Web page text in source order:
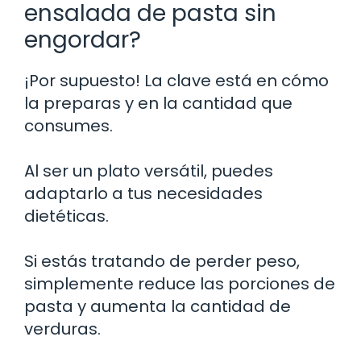
ensalada de pasta sin
engordar?
¡Por supuesto! La clave está en cómo
la preparas y en la cantidad que
consumes.
Al ser un plato versátil, puedes
adaptarlo a tus necesidades
dietéticas.
Si estás tratando de perder peso,
simplemente reduce las porciones de
pasta y aumenta la cantidad de
verduras.